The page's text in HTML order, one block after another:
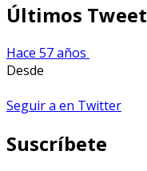
Últimos Tweet
Hace 57 años
Desde
Seguir a en Twitter
Suscríbete